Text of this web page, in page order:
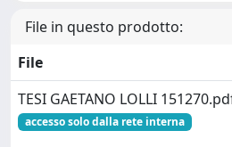
File in questo prodotto:
File
TESI GAETANO LOLLI
accesso solo dalla rete interna